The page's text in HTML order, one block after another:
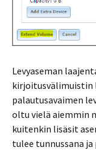
Levyaseman
kirjoitusvälimuistin
palautusavaimen
oltu vielä aiemmin
kuitenkin lisäsit
tulee tunnussana ja